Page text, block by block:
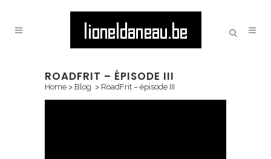
ROADFRIT – ÉPISODE III
Home > Blog > RoadFrit – épisode III